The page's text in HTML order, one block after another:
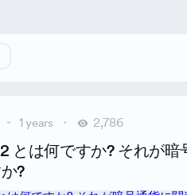
1 years 2,786
とは何ですか? それが
?